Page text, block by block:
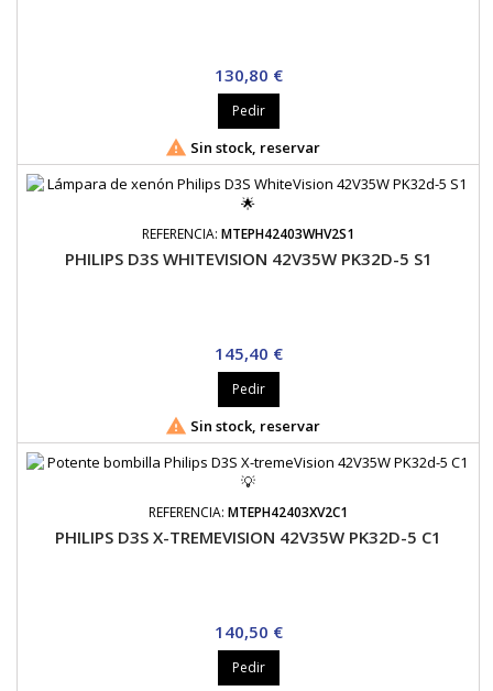
Precio
130,80 €
Pedir
 Sin stock, reservar
REFERENCIA: MTEPH42403WHV2S1
PHILIPS D3S WHITEVISION 42V35W PK32D-5 S1
Precio
145,40 €
Pedir
 Sin stock, reservar
REFERENCIA: MTEPH42403XV2C1
PHILIPS D3S X-TREMEVISION 42V35W PK32D-5 C1
Precio
140,50 €
Pedir